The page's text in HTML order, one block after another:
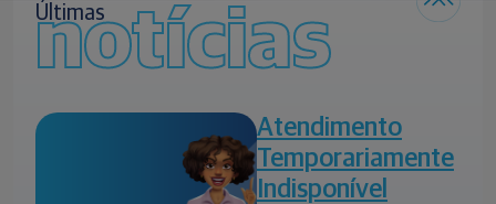
Últimas
notícias
Atendimento
Temporariamente
Indisponível